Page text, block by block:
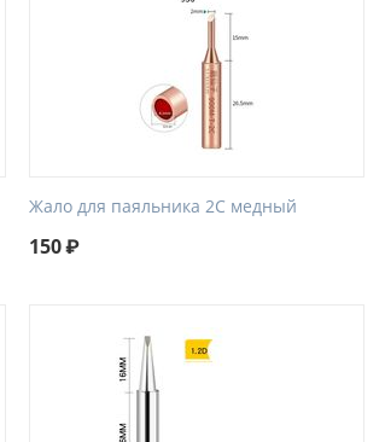
Жало для паяльника 2C медный
150₽